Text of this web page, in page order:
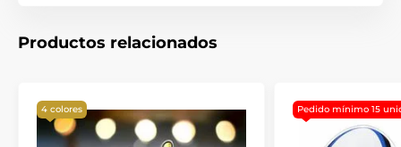
Productos relacionados
4 colores Pedido mínimo 15